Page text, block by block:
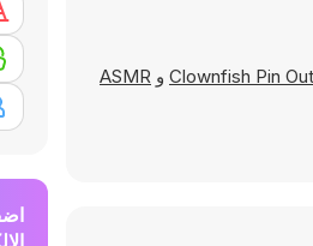
Clownfish Pin Out و ASMR